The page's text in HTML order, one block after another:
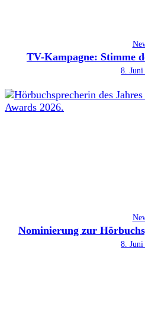
TV-Kampagne: Stimme
8. Juni
Nominierung zur
8. Juni